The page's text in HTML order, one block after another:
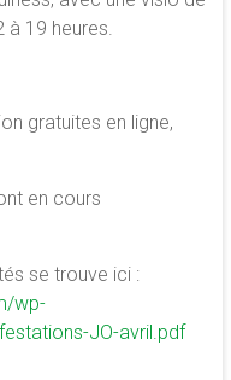
19 heures.
gratuites en ligne,
en cours
se trouve ici :
wp-
JO-avril.pdf